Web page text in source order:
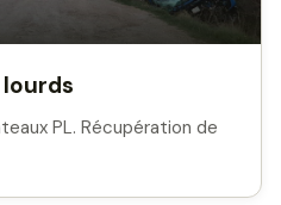
lourds
PL. Récupération de